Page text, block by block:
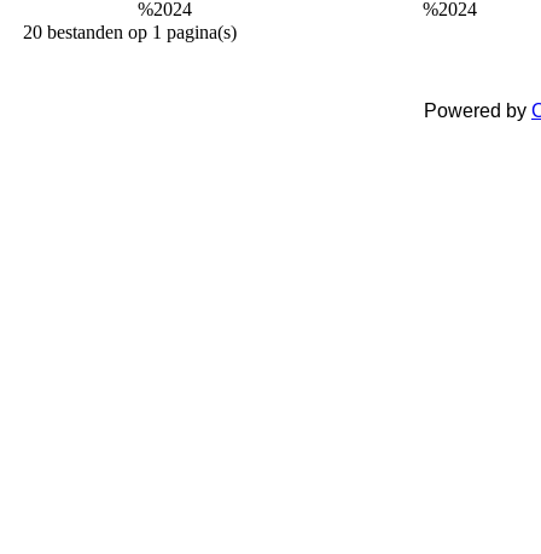
%2024
%2024
20 bestanden op 1 pagina(s)
Powered by